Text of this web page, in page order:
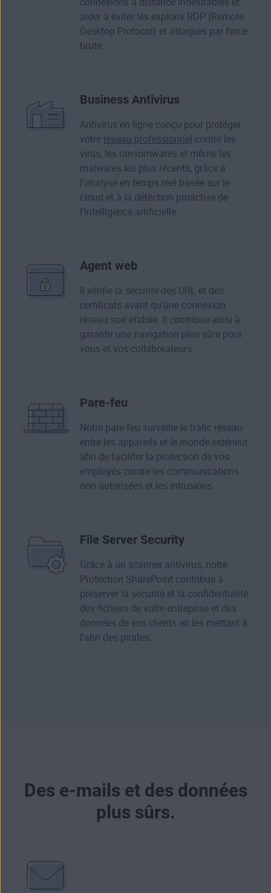
aider à éviter les exploits RDP (Remote
Desktop Protocol) et attaques par force
brute.
Business Antivirus
Antivirus en ligne conçu pour protéger
votre réseau professionnel contre les
virus, les ransomwares et même les
malwares les plus récents, grâce à
l’analyse en temps réel basée sur le
cloud et à la détection proactive de
l’intelligence artificielle.
Agent web
Il vérifie la sécurité des URL et des
certificats avant qu’une connexion
réseau soit établie. Il contribue ainsi à
garantir une navigation plus sûre pour
vous et vos collaborateurs.
Pare-feu
Notre pare-feu surveille le trafic réseau
entre les appareils et le monde extérieur
afin de faciliter la protection de vos
employés contre les communications
non autorisées et les intrusions.
File Server Security
Grâce à un scanner antivirus, notre
Protection SharePoint contribue à
préserver la sécurité et la confidentialité
des fichiers de votre entreprise et des
données de vos clients en les mettant à
l’abri des pirates.
Des e‑mails et des données
plus sûrs.